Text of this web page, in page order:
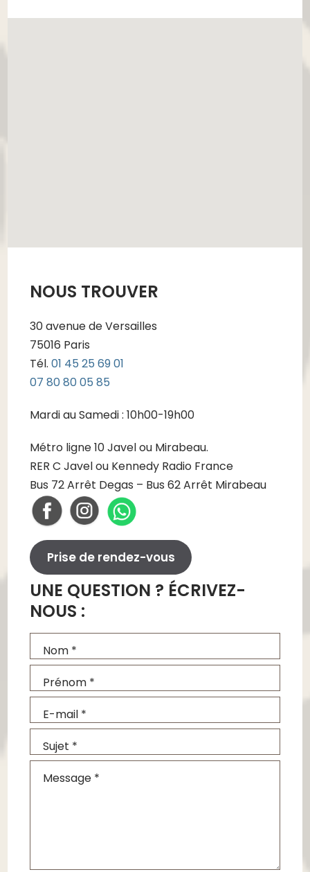
NOUS TROUVER
30 avenue de Versailles
75016 Paris
Tél.01 45 25 69 01
07 80 80 05 85
Mardi au Samedi : 10h00-19h00
Métro ligne 10 Javel ou Mirabeau.
RER C Javel ou Kennedy Radio France
Bus 72 Arrêt Degas – Bus 62 Arrêt Mirabeau
Prise de rendez-vous
UNE QUESTION ? ÉCRIVEZ-
NOUS :